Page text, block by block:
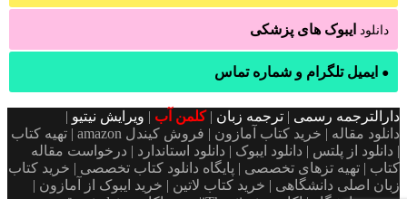
دانلود ایبوک های پزشکی
● ایمیل تلگرام و شماره تماس
دارالترجمه رسمی | ترجمه زبان |کلمن آب | ویرایش نیتیو |
دانلود مقاله | خرید کتاب آمازون | فروش کیندل amazon | تهیه کتاب
| دانلود از پلتس | دانلود ایبوک | دانلود استاندارد | درخواست مقاله
کتاب | تهیه تزهای تخصصی | پایگاه دانلود کتاب تخصصی | خرید کتاب
زبان اصلی دانشگاهی | خرید کتاب لاتین | خرید ایبوک از آمازون |